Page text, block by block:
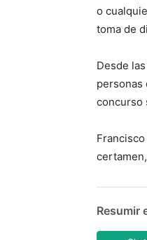
o
toma de
Desde
personas
concurso
Resumir